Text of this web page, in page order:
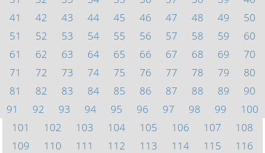
41
42 43 44 45 46 47 48 49
50
51
52 53 54 55 56 57 58 59
60
61
62 63 64 65 66 67 68 69
70
71
72 73 74 75 76 77 78 79
80
81
82 83 84 85 86 87 88 89
90
91
92 93 94 95 96 97 98 99
100
101
102 103 104 105 106 107
108
109
110 111 112 113 114 115
116